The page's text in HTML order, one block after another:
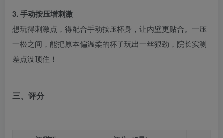
3. 手动按压增刺激
想玩得刺激点，得配合手动按压杯身，让内壁更贴合。一压
一松之间，能把原本偏温柔的杯子玩出一丝狠劲，院长实测
差点没顶住！
三、评分